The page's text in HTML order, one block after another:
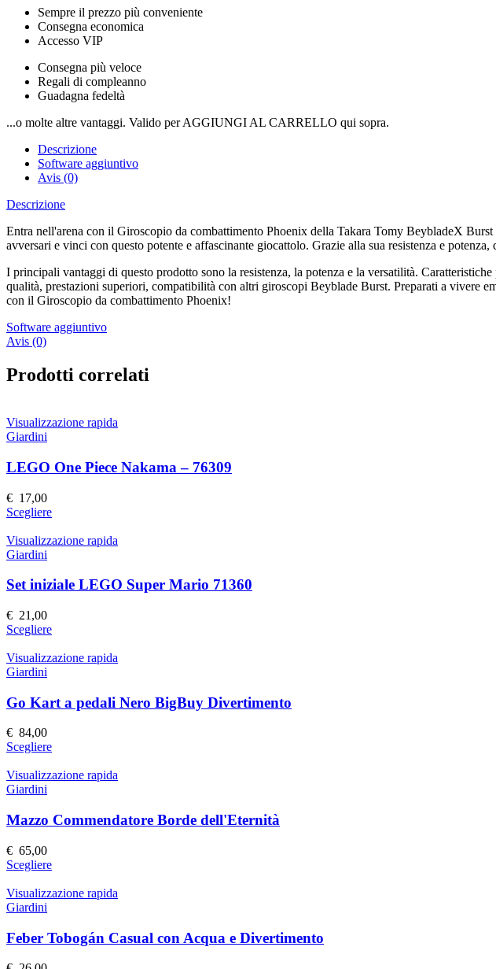
Sempre il prezzo più conveniente
Consegna economica
Accesso VIP
Consegna più veloce
Regali di compleanno
Guadagna fedeltà
...o molte altre vantaggi. Valido per AGGIUNGI AL CARRELLO qui sopra.
Descrizione
Software aggiuntivo
Avis (0)
Descrizione
Entra nell'arena con il Giroscopio da combattimento Phoenix della Takara Tomy BeybladeX
avversari e vinci con questo potente e affascinante giocattolo. Grazie alla sua resistenza e
I principali vantaggi di questo prodotto sono la resistenza, la potenza e la versatilità.
qualità, prestazioni superiori, compatibilità con altri giroscopi Beyblade Burst. Preparati a vivere
con il Giroscopio da combattimento Phoenix!
Software aggiuntivo
Avis (0)
Prodotti correlati
Visualizzazione rapida
Giardini
LEGO One Piece Nakama – 76309
€ 17,00
ScegliereQuesto
ha
Le
scelte
nella
pagina
Visualizzazione rapida
Giardini
Set iniziale LEGO Super Mario 71360
€ 21,00
ScegliereQuesto
ha
Le
opzioni
scelte
nella
pagina
prodotto
Visualizzazione rapida
Giardini
Go Kart a pedali Nero BigBuy Divertimento
€ 84,00
ScegliereQuesto
ha
Le
opzioni
scelte
nella
pagina
prodotto
Visualizzazione rapida
Giardini
Mazzo Commendatore Borde dell'Eternità
€ 65,00
ScegliereQuesto
ha
Le
opzioni
Visualizzazione rapida
Giardini
Feber Tobogán Casual con Acqua e Divertimento